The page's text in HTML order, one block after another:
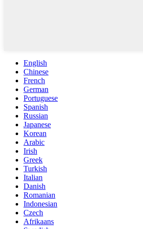
English
Chinese
French
German
Portuguese
Spanish
Russian
Japanese
Korean
Arabic
Irish
Greek
Turkish
Italian
Danish
Romanian
Indonesian
Czech
Afrikaans